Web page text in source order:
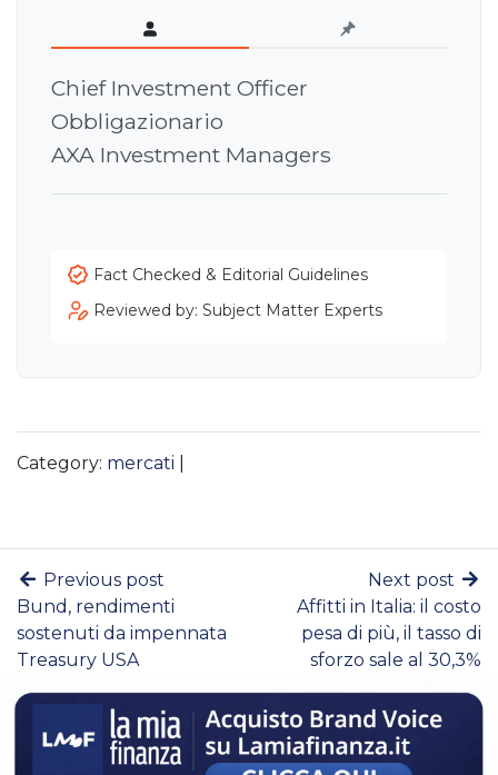
Chief Investment Officer
Obbligazionario
AXA Investment Managers
Fact Checked & Editorial Guidelines
Reviewed by: Subject Matter Experts
Category: mercati
Previous post
Bund, rendimenti
sostenuti da impennata
Treasury USA
Next post
Affitti in Italia: il costo
pesa di più, il tasso di
sforzo sale al 30,3%